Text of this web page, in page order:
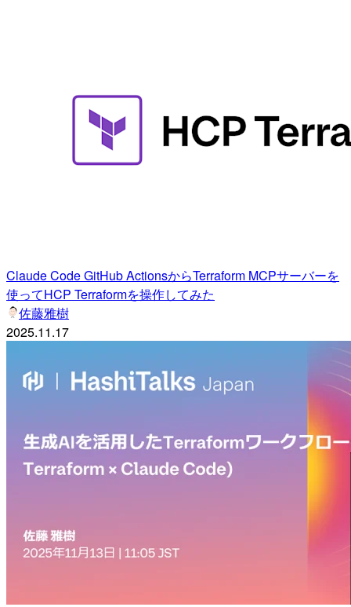
Claude Code GitHub ActionsからTerraform MCPサーバーを
使ってHCP Terraformを操作してみた
佐藤雅樹
2025.11.17